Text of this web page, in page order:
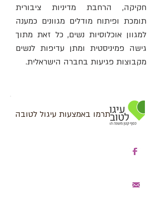
חקיקה, הרחבת מדיניות ציבורית
תומכת ופיתוח מודלים מגוונים כמענה
למגוון אוכלוסיות נשים, כל זאת מתוך
גישה פמיניסטית ומתן עדיפות לנשים
מקבוצות פגיעות בחברה הישראלית.
תרמו באמצעות עיגול לטובה